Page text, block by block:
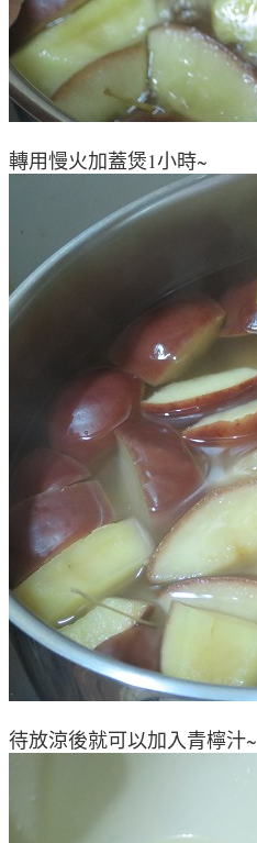
轉用慢火加蓋煲1小時~
待放涼後就可以加入青檸汁~